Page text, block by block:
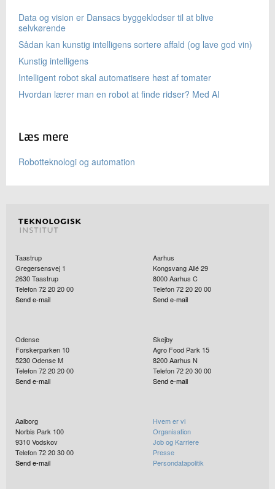
Data og vision er Dansacs byggeklodser til at blive
selvkørende
Sådan kan kunstig intelligens sortere affald (og lave god vin)
Kunstig intelligens
Intelligent robot skal automatisere høst af tomater
Hvordan lærer man en robot at finde ridser? Med AI
Læs mere
Robotteknologi og automation
Taastrup
Gregersensvej 1
2630Taastrup
Telefon 72 20 20 00
Send e-mail
Aarhus
Kongsvang Allé 29
8000Aarhus C
Telefon 72 20 20 00
Send e-mail
Odense
Forskerparken 10
5230Odense M
Telefon 72 20 20 00
Send e-mail
Skejby
Agro Food Park 15
8200Aarhus N
Telefon 72 20 30 00
Send e-mail
Aalborg
Norbis Park 100
9310Vodskov
Telefon 72 20 30 00
Send e-mail
Hvem er vi
Organisation
Job og Karriere
Presse
Persondatapolitik